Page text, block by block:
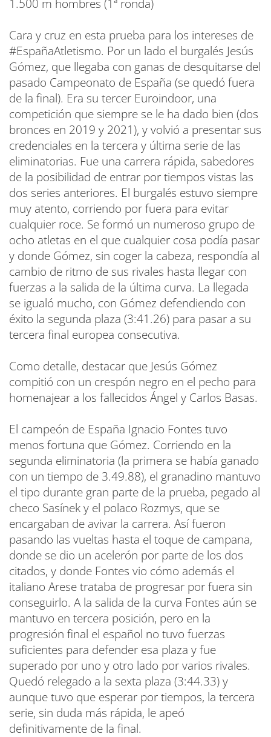
1.500 m hombres (1ª ronda)
Cara y cruz en esta prueba para los intereses de
#EspañaAtletismo. Por un lado el burgalés Jesús
Gómez, que llegaba con ganas de desquitarse del
pasado Campeonato de España (se quedó fuera
de la final). Era su tercer Euroindoor, una
competición que siempre se le ha dado bien (dos
bronces en 2019 y 2021), y volvió a presentar sus
credenciales en la tercera y última serie de las
eliminatorias. Fue una carrera rápida, sabedores
de la posibilidad de entrar por tiempos vistas las
dos series anteriores. El burgalés estuvo siempre
muy atento, corriendo por fuera para evitar
cualquier roce. Se formó un numeroso grupo de
ocho atletas en el que cualquier cosa podía pasar
y donde Gómez, sin coger la cabeza, respondía al
cambio de ritmo de sus rivales hasta llegar con
fuerzas a la salida de la última curva. La llegada
se igualó mucho, con Gómez defendiendo con
éxito la segunda plaza (3:41.26) para pasar a su
tercera final europea consecutiva.
Como detalle, destacar que Jesús Gómez
compitió con un crespón negro en el pecho para
homenajear a los fallecidos Ángel y Carlos Basas.
El campeón de España Ignacio Fontes tuvo
menos fortuna que Gómez. Corriendo en la
segunda eliminatoria (la primera se había ganado
con un tiempo de 3.49.88), el granadino mantuvo
el tipo durante gran parte de la prueba, pegado al
checo Sasínek y el polaco Rozmys, que se
encargaban de avivar la carrera. Así fueron
pasando las vueltas hasta el toque de campana,
donde se dio un acelerón por parte de los dos
citados, y donde Fontes vio cómo además el
italiano Arese trataba de progresar por fuera sin
conseguirlo. A la salida de la curva Fontes aún se
mantuvo en tercera posición, pero en la
progresión final el español no tuvo fuerzas
suficientes para defender esa plaza y fue
superado por uno y otro lado por varios rivales.
Quedó relegado a la sexta plaza (3:44.33) y
aunque tuvo que esperar por tiempos, la tercera
serie, sin duda más rápida, le apeó
definitivamente de la final.